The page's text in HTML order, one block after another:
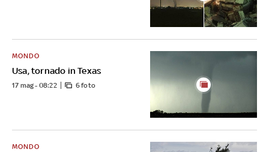
Usa, tornado in Texas
MONDO
17 mag - 08:22 6 foto
MONDO